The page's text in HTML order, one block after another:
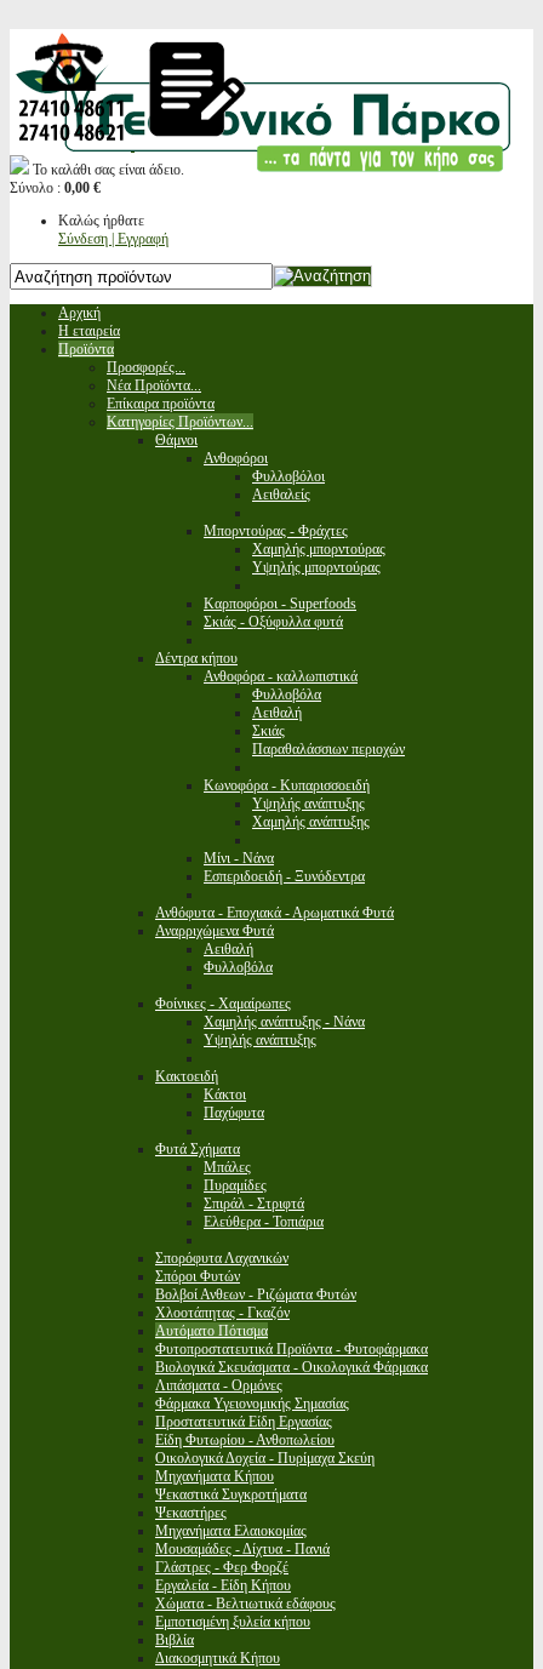
Το καλάθι σας είναι άδειο.
Σύνολο : 0,00 €
Καλώς ήρθατε
Σύνδεση | Εγγραφή
Αρχική
Η εταιρεία
Προϊόντα
Προσφορές...
Νέα Προϊόντα...
Επίκαιρα προϊόντα
Κατηγορίες Προϊόντων...
Θάμνοι
Ανθοφόροι
Φυλλοβόλοι
Αειθαλείς
Μπορντούρας - Φράχτες
Χαμηλής μπορντούρας
Υψηλής μπορντούρας
Καρποφόροι - Superfoods
Σκιάς - Οξύφυλλα φυτά
Δέντρα κήπου
Ανθοφόρα - καλλωπιστικά
Φυλλοβόλα
Αειθαλή
Σκιάς
Παραθαλάσσιων περιοχών
Κωνοφόρα - Κυπαρισσοειδή
Υψηλής ανάπτυξης
Χαμηλής ανάπτυξης
Μίνι - Νάνα
Εσπεριδοειδή - Ξυνόδεντρα
Ανθόφυτα - Εποχιακά - Αρωματικά Φυτά
Αναρριχώμενα Φυτά
Αειθαλή
Φυλλοβόλα
Φοίνικες - Χαμαίρωπες
Χαμηλής ανάπτυξης - Νάνα
Υψηλής ανάπτυξης
Κακτοειδή
Κάκτοι
Παχύφυτα
Φυτά Σχήματα
Μπάλες
Πυραμίδες
Σπιράλ - Στριφτά
Ελεύθερα - Τοπιάρια
Σπορόφυτα Λαχανικών
Σπόροι Φυτών
Βολβοί Ανθεων - Ριζώματα Φυτών
Χλοοτάπητας - Γκαζόν
Αυτόματο Πότισμα
Φυτοπροστατευτικά Προϊόντα - Φυτοφάρμακα
Βιολογικά Σκευάσματα - Οικολογικά Φάρμακα
Λιπάσματα - Ορμόνες
Φάρμακα Υγειονομικής Σημασίας
Προστατευτικά Είδη Εργασίας
Είδη Φυτωρίου - Ανθοπωλείου
Οικολογικά Δοχεία - Πυρίμαχα Σκεύη
Μηχανήματα Κήπου
Ψεκαστικά Συγκροτήματα
Ψεκαστήρες
Μηχανήματα Ελαιοκομίας
Μουσαμάδες - Δίχτυα - Πανιά
Γλάστρες - Φερ Φορζέ
Εργαλεία - Είδη Κήπου
Χώματα - Βελτιωτικά εδάφους
Εμποτισμένη ξυλεία κήπου
Βιβλία
Διακοσμητικά Κήπου